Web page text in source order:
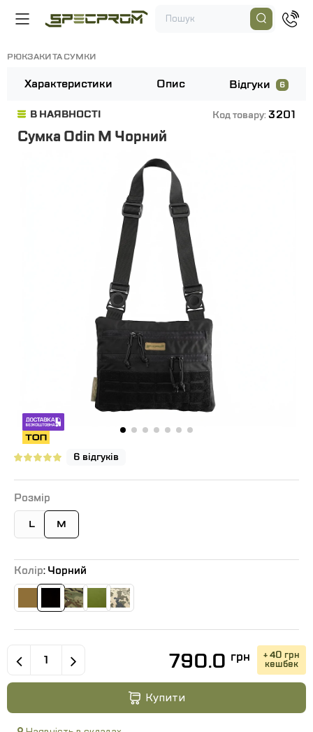
РЮКЗАКИ ТА СУМКИ
Характеристики Опис Відгуки 6
В НАЯВНОСТІ Код товару:3201
Сумка Odin M Чорний
6 відгуків
Розмір
L M
Колір: Чорний
790.0 грн + 40 грн
кешбек
Купити